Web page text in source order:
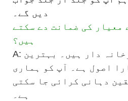
دیں گے۔
معیار کی ضمانت دے سکتے
ہیں؟
A: بالکل۔ ہم کارخانہ دار ہیں۔ بہترین
اصول ہے۔ آپ کو ہماری
دہانی کرائی جا سکتی
ہے۔